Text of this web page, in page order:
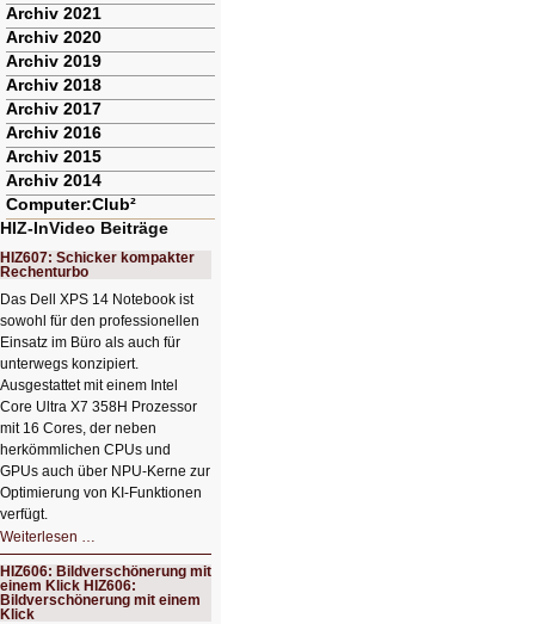
Archiv 2021
Archiv 2020
Archiv 2019
Archiv 2018
Archiv 2017
Archiv 2016
Archiv 2015
Archiv 2014
Computer:Club²
HIZ-InVideo Beiträge
HIZ607: Schicker kompakter
Rechenturbo
Das Dell XPS 14 Notebook ist
sowohl für den professionellen
Einsatz im Büro als auch für
unterwegs konzipiert.
Ausgestattet mit einem Intel
Core Ultra X7 358H Prozessor
mit 16 Cores, der neben
herkömmlichen CPUs und
GPUs auch über NPU-Kerne zur
Optimierung von KI-Funktionen
verfügt.
Weiterlesen …
Schicker
kompakter
Rechenturbo
HIZ606: Bildverschönerung mit
einem Klick HIZ606:
Bildverschönerung mit einem
Klick